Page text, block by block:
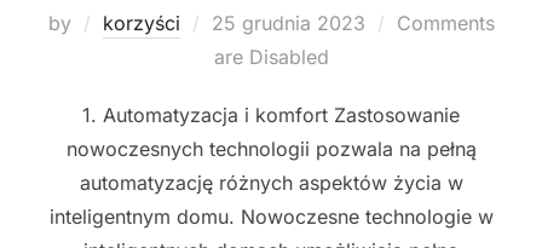
by korzyści
Posted
on
25 grudnia 2023
Comments
are Disabled
1. Automatyzacja i komfort Zastosowanie
nowoczesnych technologii pozwala na pełną
automatyzację różnych aspektów życia w
inteligentnym domu. Nowoczesne technologie w